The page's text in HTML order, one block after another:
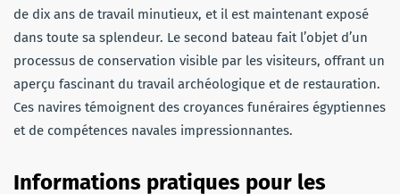
de dix ans de travail minutieux, et il est maintenant exposé
dans toute sa splendeur. Le second bateau fait l’objet d’un
processus de conservation visible par les visiteurs, offrant un
aperçu fascinant du travail archéologique et de restauration.
Ces navires témoignent des croyances funéraires égyptiennes
et de compétences navales impressionnantes.
Informations pratiques pour les